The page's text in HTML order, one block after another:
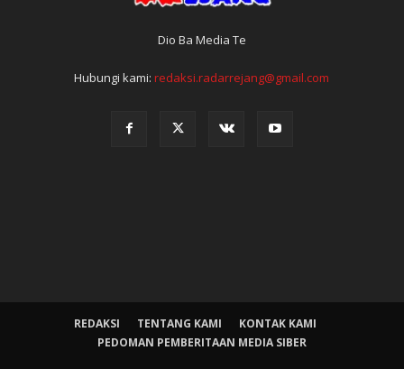
Dio Ba Media Te
Hubungi kami:redaksi.radarrejang@gmail.com
REDAKSI TENTANG KAMI
KONTAK KAMI
PEDOMAN PEMBERITAAN MEDIA SIBER